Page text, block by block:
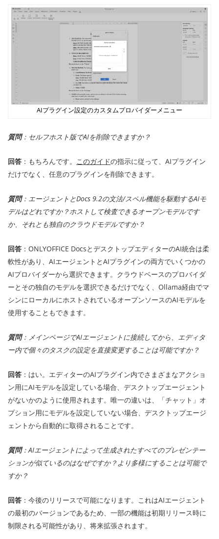
AIプラグイン設定のカスタムプロバイダーメニュー
質問：セルフホスト版でAIを削除できますか？
回答 ：もちろんです。 このガイドの指示に従って、AIプラグイン
だけでなく、任意のプラグインを削除できます。
質問：エージェントとDocs 9.2の文法/スペル機能を駆動するAIモ
デルはどれですか？ホストして検査できるオープンモデルです
か、それとも独自のクラウドモデルですか？
回答 ：ONLYOFFICE DocsとデスクトップエディターのAI統合は柔
軟性があり、AIエージェントとAIプラグインの両方でいくつかの
AIプロバイダーから選択できます。クラウドベースのプロバイダ
ーとその独自のモデルを選択できるだけでなく、Ollama経由でマ
シンにローカルにホストされているオープンソースのAIモデルを
使用することもできます。
質問：メインページでAIエージェントに接続してから、エディタ
ー内で個々のタスクの設定を直接変更することは可能ですか？
回答 ：はい。エディターのAIプラグイン内でさまざまなアクショ
ン用にAIモデルを設定している場合、デスクトップエージェント
がないかのように使用されます。唯一の違いは、「チャット」オ
プション用にモデルを設定していない場合、デスクトップエージ
ェントから自動的に取得されることです。
質問：AIエージェントによって生成されたすべてのプレゼンテー
ションが似ているのはなぜですか？より多様にすることは可能で
すか？
回答 ：今後のリリースで可能になります。これはAIエージェント
の最初のバージョンであるため、一部の機能は初期リリース時に
制限される可能性があり、将来拡張されます。